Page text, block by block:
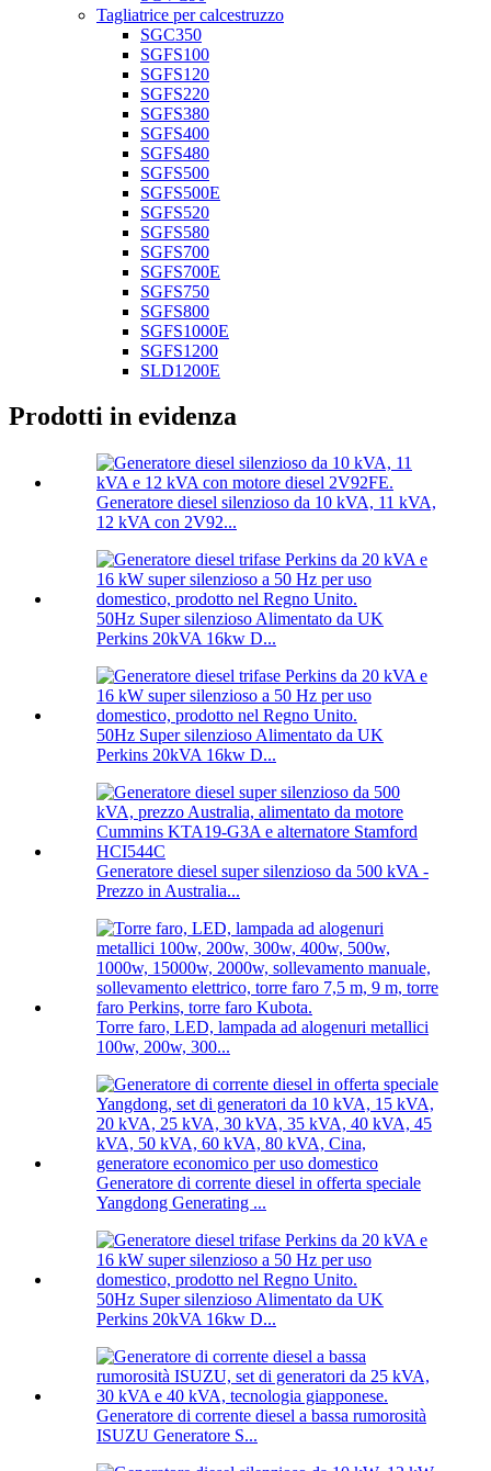
Tagliatrice per calcestruzzo
SGC350
SGFS100
SGFS120
SGFS220
SGFS380
SGFS400
SGFS480
SGFS500
SGFS500E
SGFS520
SGFS580
SGFS700
SGFS700E
SGFS750
SGFS800
SGFS1000E
SGFS1200
SLD1200E
Prodotti in evidenza
Generatore diesel silenzioso da 10 kVA, 11 kVA,
12 kVA con 2V92...
50Hz Super silenzioso Alimentato da UK
Perkins 20kVA 16kw D...
50Hz Super silenzioso Alimentato da UK
Perkins 20kVA 16kw D...
Generatore diesel super silenzioso da 500 kVA -
Prezzo in Australia...
Torre faro, LED, lampada ad alogenuri metallici
100w, 200w, 300...
Generatore di corrente diesel in offerta speciale
Yangdong Generating ...
50Hz Super silenzioso Alimentato da UK
Perkins 20kVA 16kw D...
Generatore di corrente diesel a bassa rumorosità
ISUZU Generatore S...